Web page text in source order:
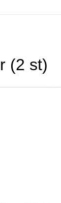
(2 st)